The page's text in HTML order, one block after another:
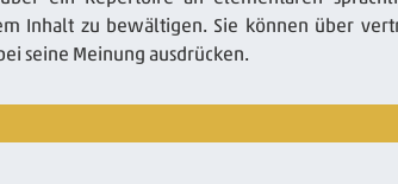
Inhalt zu bewältigen. Sie können über
seine Meinung ausdrücken.